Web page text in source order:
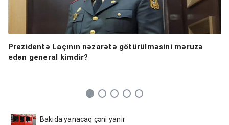
Prezidentə Laçının nəzarətə götürülməsini məruzə
edən general kimdir?
Bakıda yanacaq çəni yanır